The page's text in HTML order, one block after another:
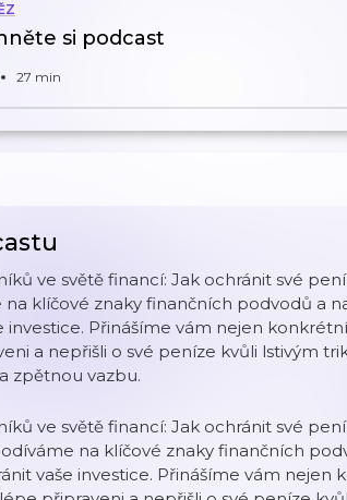
si podcast
27 min
ve světě financí: Jak ochránit své
klíčové znaky finančních podvodů a
investice. Přinášíme vám nejen
a nepřišli o své peníze kvůli lstivým
zpětnou vazbu.
ve světě financí: Jak ochránit své
na klíčové znaky finančních
vaše investice. Přinášíme vám nejen